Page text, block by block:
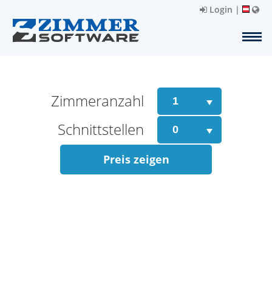
Login |
Zimmeranzahl
Schnittstellen
Preis zeigen